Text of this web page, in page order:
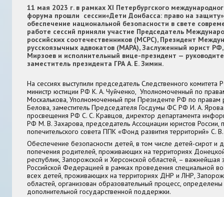
11 мая 2023 г. в рамках XI Петербургского
форума прошли сессии«Дети Донбасса: право на
обеспечение национальной безопасности в свете
работе сессий приняли участие Председатель
российских соотечественников (МСРС), Президент
русскоязычных адвокатов (МАРА), Заслуженный юрист
Мирзоев и исполнительный вице-президент —
заместитель президента ГРАА. Е. Зимин.
На сессиях выступили председатель Следственного комитета
министр юстиции РФ К. А. Чуйченко, Уполномоченный по
Москалькова, Уполномоченный при Президенте РФ по правам
Белова, заместитель Председателя Госдумы ФС РФ И. А.
просвещения РФ С. С. Кравцов, директор департамента
РФ М. В. Захарова, председатель Ассоциации юристов России,
попечительского совета ППК «Фонд развития территорий» С.
Обеспечение безопасности детей, в том числе детей-сирот и
попечения родителей, проживающих на территориях
республик, Запорожской и Херсонской областей, – важнейшая
Российской Федерацией в рамках проведения специальной
всех детей, проживающих на территориях ДНР и ЛНР,
областей, организован образовательный процесс,
дополнительной государственной поддержки.